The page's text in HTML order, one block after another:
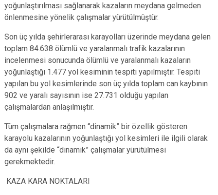
yoğunlaştırılması sağlanarak kazaların meydana gelmeden
önlenmesine yönelik çalışmalar yürütülmüştür.
Son üç yılda şehirlerarası karayolları üzerinde meydana gelen
toplam 84.638 ölümlü ve yaralanmalı trafik kazalarının
incelenmesi sonucunda ölümlü ve yaralanmalı kazaların
yoğunlaştığı 1.477 yol kesiminin tespiti yapılmıştır. Tespiti
yapılan bu yol kesimlerinde son üç yılda toplam can kaybının
902 ve yaralı sayısının ise 27.731 olduğu yapılan
çalışmalardan anlaşılmıştır.
Tüm çalışmalara rağmen “dinamik” bir özellik gösteren
karayolu kazalarının yoğunlaştığı yol kesimleri ile ilgili olarak
da aynı şekilde “dinamik” çalışmalar yürütülmesi
gerekmektedir.
KAZA KARA NOKTALARI